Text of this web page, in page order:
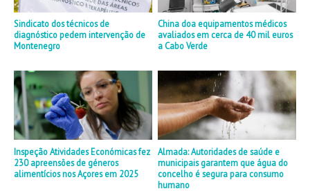
Sindicato dos técnicos de
diagnóstico pedem intervenção de
Montenegro
China doa equipamentos médicos
avaliados em cerca de 40 mil euros
a Cabo Verde
Inspeção Atividades Económicas fez
230 apreensões de géneros
alimentícios nos Açores em 2025
Almada: Autoridades de saúde e
municipais garantem que água do
concelho é segura para consumo
humano